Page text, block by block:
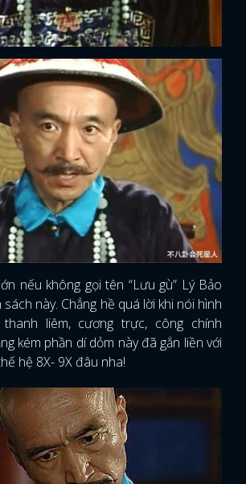
nếu không gọi tên “Lưu gù” Lý Bảo
này. Chẳng hề quá lời khi nói hình
liêm, cương trực, công chính
kém phần dí dỏm này đã gắn liền với
hệ 8X- 9X đâu nha!